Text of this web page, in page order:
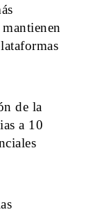
de la
a 10